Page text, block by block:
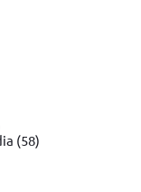
(58)